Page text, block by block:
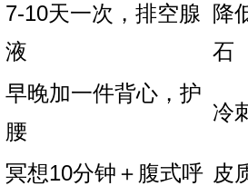
7-10天一次，排空腺
液
降
石
早晚加一件背心，护
腰
冷
冥想10分钟＋腹式呼 皮